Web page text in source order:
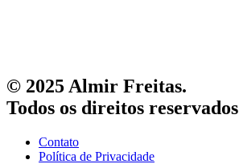
© 2025 Almir Freitas.
Todos os direitos reservados
Contato
Política de Privacidade